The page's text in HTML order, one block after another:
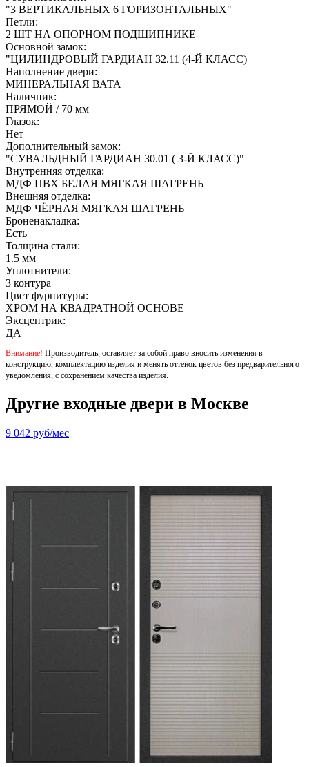
"3 ВЕРТИКАЛЬНЫХ 6 ГОРИЗОНТАЛЬНЫХ"
Петли:
2 ШТ НА ОПОРНОМ ПОДШИПНИКЕ
Основной замок:
"ЦИЛИНДРОВЫЙ ГАРДИАН 32.11 (4-Й КЛАСС)
Наполнение двери:
МИНЕРАЛЬНАЯ ВАТА
Наличник:
ПРЯМОЙ / 70 мм
Глазок:
Нет
Дополнительный замок:
"СУВАЛЬДНЫЙ ГАРДИАН 30.01 ( 3-Й КЛАСС)"
Внутренняя отделка:
МДФ ПВХ БЕЛАЯ МЯГКАЯ ШАГРЕНЬ
Внешняя отделка:
МДФ ЧЁРНАЯ МЯГКАЯ ШАГРЕНЬ
Броненакладка:
Есть
Толщина стали:
1.5 мм
Уплотнители:
3 контура
Цвет фурнитуры:
ХРОМ НА КВАДРАТНОЙ ОСНОВЕ
Эксцентрик:
ДА
Внимание! Производитель, оставляет за собой право вносить изменения в
конструкцию, комплектацию изделия и менять оттенок цветов без предварительного
уведомления, с сохранением качества изделия.
Другие входные двери в Москве
9 042 руб/мес